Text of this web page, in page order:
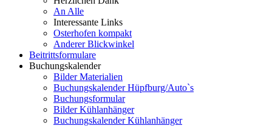
An Alle
Interessante Links
Osterhofen kompakt
Anderer Blickwinkel
Beitrittsformulare
Buchungskalender
Bilder Materialien
Buchungskalender Hüpfburg/Auto`s
Buchungsformular
Bilder Kühlanhänger
Buchungskalender Kühlanhänger